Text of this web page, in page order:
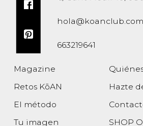
hola@koanclub.com
663219641
Magazine
Retos KōAN
El método
Tu imagen
Hazte
SHOP